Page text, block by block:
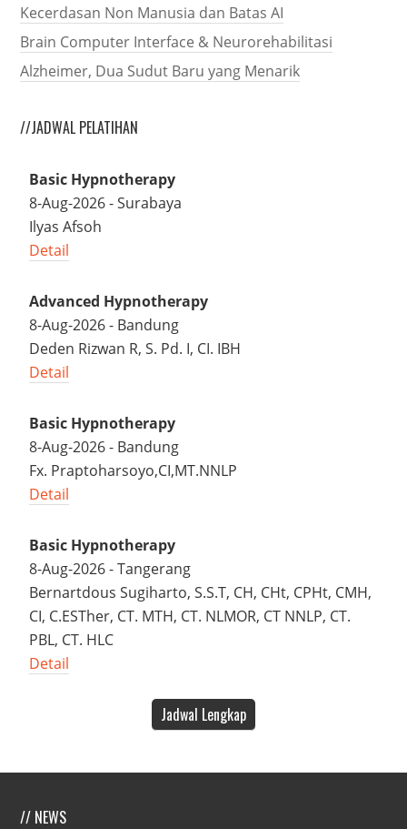
Kecerdasan Non Manusia dan Batas AI
Brain Computer Interface & Neurorehabilitasi
Alzheimer, Dua Sudut Baru yang Menarik
//JADWAL PELATIHAN
Basic Hypnotherapy
8-Aug-2026 - Surabaya
Ilyas Afsoh
Detail
Advanced Hypnotherapy
8-Aug-2026 - Bandung
Deden Rizwan R, S. Pd. I, CI. IBH
Detail
Basic Hypnotherapy
8-Aug-2026 - Bandung
Fx. Praptoharsoyo,CI,MT.NNLP
Detail
Basic Hypnotherapy
8-Aug-2026 - Tangerang
Bernartdous Sugiharto, S.S.T, CH, CHt, CPHt, CMH,
CI, C.ESTher, CT. MTH, CT. NLMOR, CT NNLP, CT.
PBL, CT. HLC
Detail
Jadwal Lengkap
// NEWS